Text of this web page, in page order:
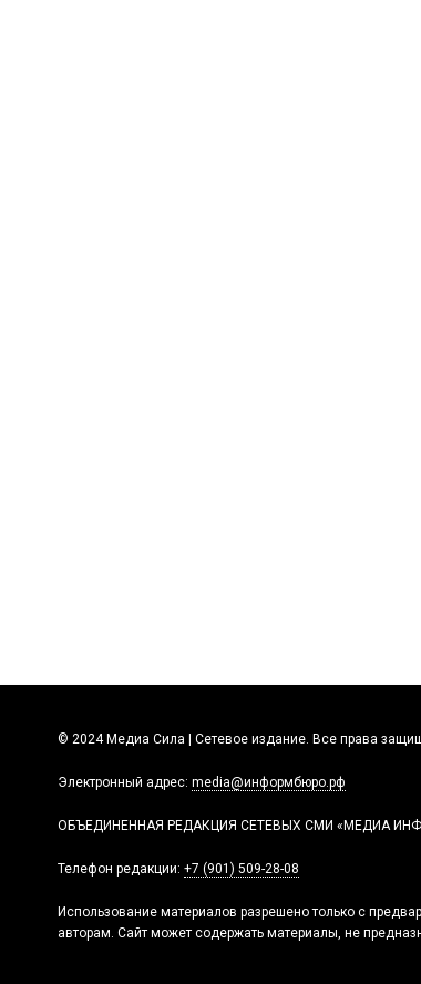
© 2024 Медиа Сила | Сетевое издание. Все права
Электронный адрес: media@информбюро.рф
ОБЪЕДИНЕННАЯ РЕДАКЦИЯ СЕТЕВЫХ СМИ «МЕДИА
Телефон редакции: +7 (901) 509-28-08
Использование материалов разрешено только с
авторам. Сайт может содержать материалы, не